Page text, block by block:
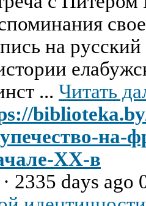
на
... Читать
на-
XX-в
· 2335 days ago